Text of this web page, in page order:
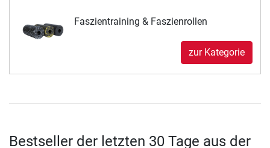
Faszientraining & Faszienrollen
zur Kategorie
Bestseller der letzten 30 Tage aus der